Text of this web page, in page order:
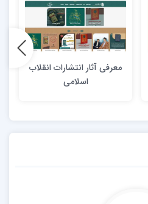
معرفی آثار انتشارات انقلاب
اسلامی